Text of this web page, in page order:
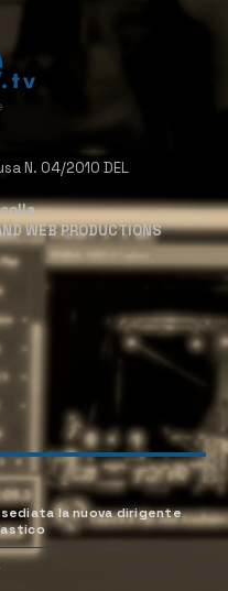
N. 04/2010 DEL
WEB PRODUCTIONS
la nuova dirigente